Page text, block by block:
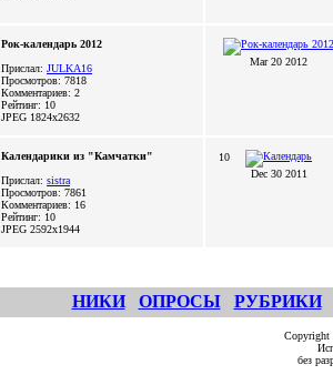
Рок-календарь 2012
Прислал: JULKA16
Просмотров: 7818
Комментариев: 2
Рейтинг: 10
JPEG 1824x2632
Mar 20 2012
Календарики из "Камчатки"
Прислал: sistra
Просмотров: 7861
Комментариев: 16
Рейтинг: 10
JPEG 2592x1944
10
Dec 30 2011
НИКИ ОПРОСЫ РУБРИКИ
без